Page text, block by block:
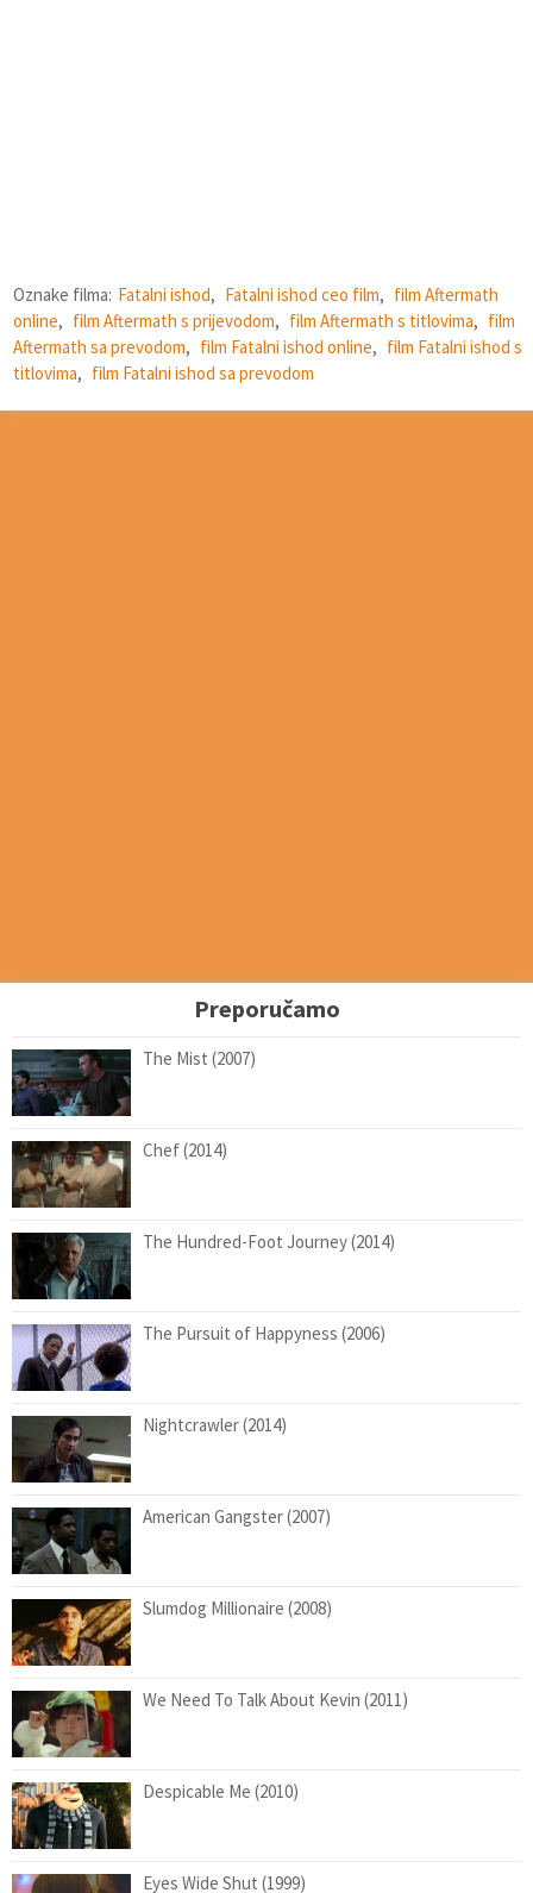
Oznake filma: Fatalni ishod, Fatalni ishod ceo film, film Aftermath
online, film Aftermath s prijevodom, film Aftermath s titlovima, film
Aftermath sa prevodom, film Fatalni ishod online, film Fatalni ishod s
titlovima, film Fatalni ishod sa prevodom
Preporučamo
The Mist (2007)
Chef (2014)
The Hundred-Foot Journey (2014)
The Pursuit of Happyness (2006)
Nightcrawler (2014)
American Gangster (2007)
Slumdog Millionaire (2008)
We Need To Talk About Kevin (2011)
Despicable Me (2010)
Eyes Wide Shut (1999)